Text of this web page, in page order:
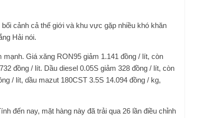
cảnh cả thế giới và khu vực gặp nhiều khó khăn
Hải nói.
Giá xăng RON95 giảm 1.141 đồng / lít, còn
đồng / lít. Dầu diesel 0.05S giảm 328 đồng / lít, còn
/ lít, dầu mazut 180CST 3.5S 14.094 đồng / kg,
đến nay, mặt hàng này đã trải qua 26 lần điều chỉnh